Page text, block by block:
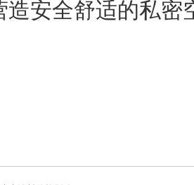
造安全舒适的私密